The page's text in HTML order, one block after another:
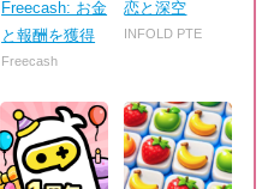
Freecash: お金
と報酬を獲得
Freecash
恋と深空
INFOLD PTE